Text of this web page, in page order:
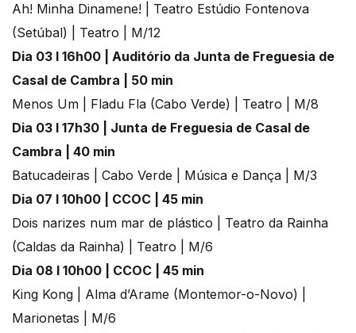
Ah! Minha Dinamene! | Teatro Estúdio Fontenova
(Setúbal) | Teatro | M/12
Dia 03 l 16h00 | Auditório da Junta de Freguesia de
Casal de Cambra | 50 min
Menos Um | Fladu Fla (Cabo Verde) | Teatro | M/8
Dia 03 l 17h30 | Junta de Freguesia de Casal de
Cambra | 40 min
Batucadeiras | Cabo Verde | Música e Dança | M/3
Dia 07 l 10h00 | CCOC | 45 min
Dois narizes num mar de plástico | Teatro da Rainha
(Caldas da Rainha) | Teatro | M/6
Dia 08 l 10h00 | CCOC | 45 min
King Kong | Alma d’Arame (Montemor-o-Novo) |
Marionetas | M/6